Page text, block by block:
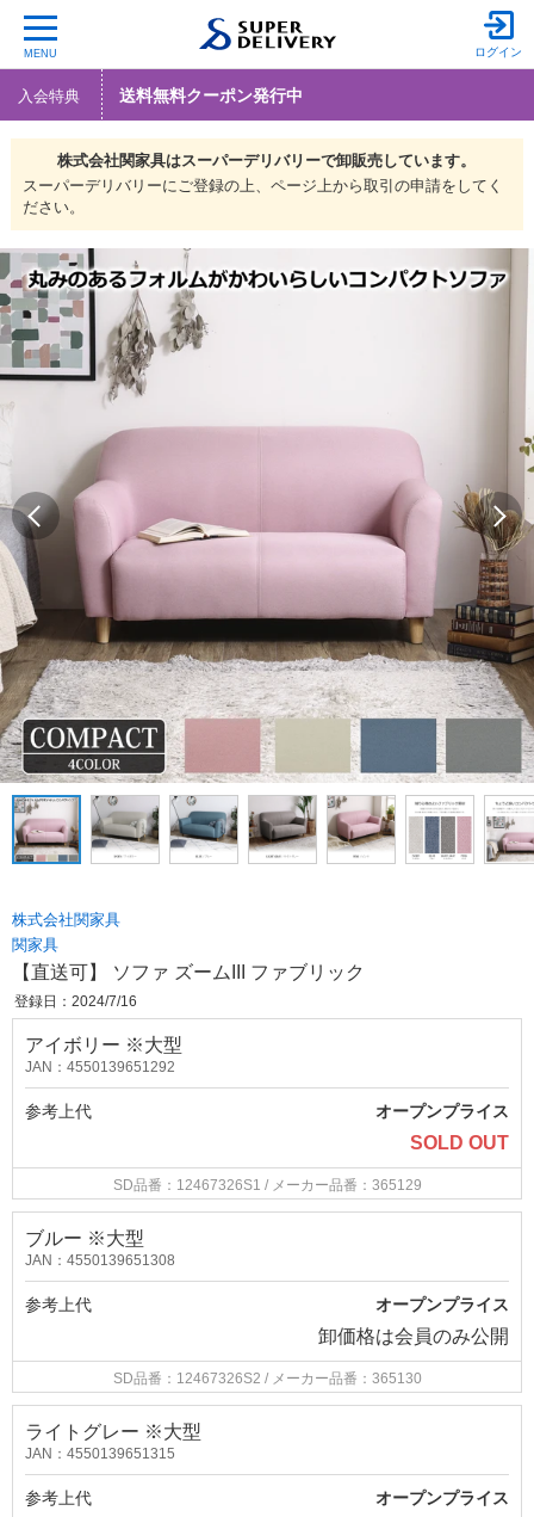
MENU ログイン
入会特典 送料無料クーポン発行中
株式会社関家具はスーパーデリバリーで卸販売しています。
スーパーデリバリーにご登録の上、ページ上から取引の申請をしてく
ださい。
株式会社関家具
関家具
【直送可】 ソファ ズームIII ファブリック
登録日：2024/7/16
アイボリー ※大型
JAN：4550139651292
参考上代 オープンプライス
SOLD OUT
SD品番：12467326S1 / メーカー品番：365129
ブルー ※大型
JAN：4550139651308
参考上代 オープンプライス
卸価格は会員のみ公開
SD品番：12467326S2 / メーカー品番：365130
ライトグレー ※大型
JAN：4550139651315
参考上代 オープンプライス